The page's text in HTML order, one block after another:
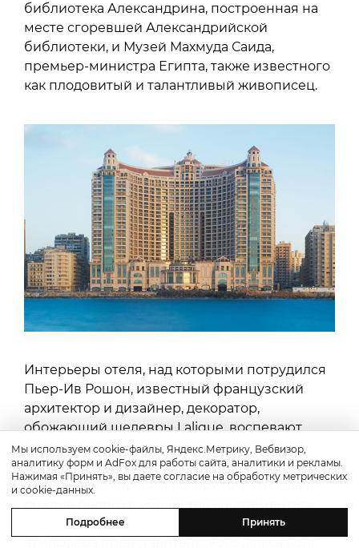
библиотека Александрина, построенная на
месте сгоревшей Александрийской
библиотеки, и Музей Махмуда Саида,
премьер-министра Египта, также известного
как плодовитый и талантливый живописец.
Интерьеры отеля, над которыми потрудился
Пьер-Ив Рошон, известный французский
архитектор и дизайнер, декоратор,
обожающий шедевры Lalique, воспевают
эстетику классического европейского
дизайна, деликатно приправленную свежим
средиземноморским колоритом. Отсюда и
обилие белого в убранстве апартаментов,
люксов и вилл на пляже, неповторимая
Мы используем cookie-файлы, Яндекс.Метрику, Вебвизор,
аналитику форм и AdFox для работы сайта, аналитики и рекламы.
Нажимая «Принять», вы даете согласие на обработку метрических
и cookie-данных.
Подробнее Принять